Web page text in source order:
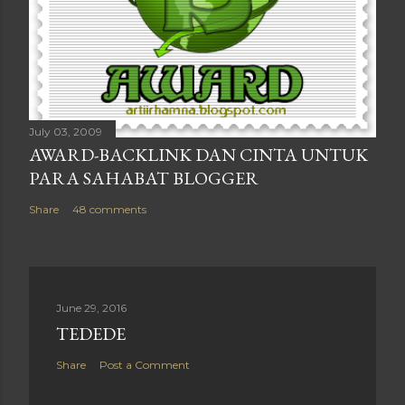
July 03, 2009
AWARD-BACKLINK DAN CINTA UNTUK
PARA SAHABAT BLOGGER
Share 48 comments
June 29, 2016
TEDEDE
Share Post a Comment